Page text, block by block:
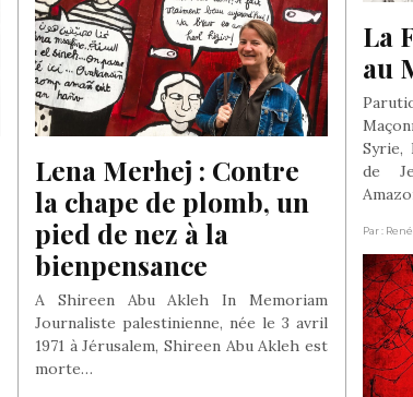
La
au
Syrie,
de
Par :
Lena Merhej : Contre
la chape de plomb, un
pied de nez à la
bienpensance
A Shireen Abu Akleh In Memoriam
Journaliste palestinienne, née le 3 avril
1971 à Jérusalem, Shireen Abu Akleh est
morte…